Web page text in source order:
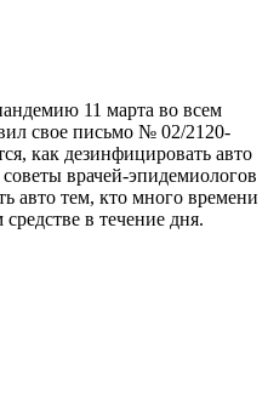
11 марта во всем
свое письмо № 02/2120-
как дезинфицировать авто
врачей-эпидемиологов
авто тем, кто много времени
в течение дня.